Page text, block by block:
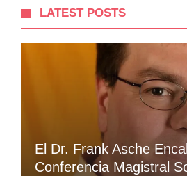
LATEST POSTS
El Dr. Frank Asche
Conferencia Magistral